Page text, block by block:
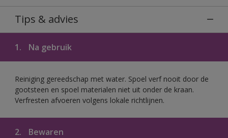
Tips & advies
1. Na gebruik
Reiniging gereedschap met water. Spoel verf nooit door de
gootsteen en spoel materialen niet uit onder de kraan.
Verfresten afvoeren volgens lokale richtlijnen.
2. Bewaren